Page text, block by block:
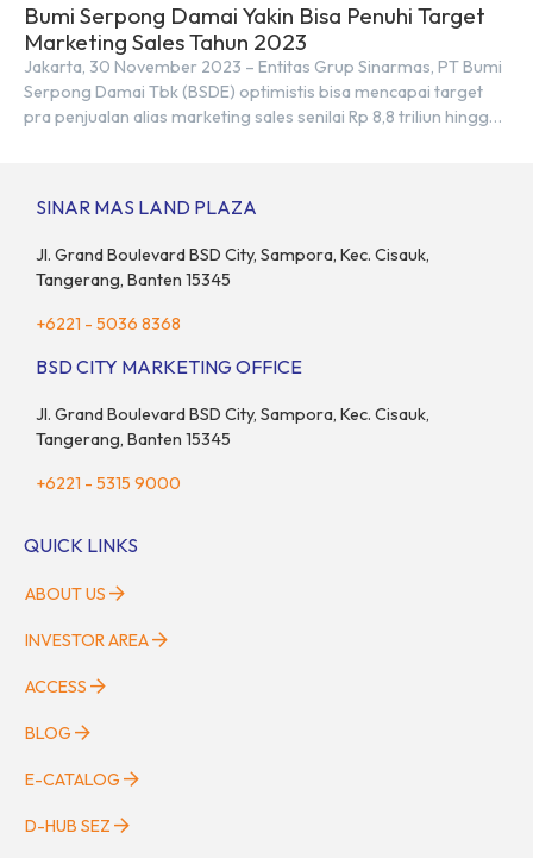
Bumi Serpong Damai Yakin Bisa Penuhi Target
Marketing Sales Tahun 2023
Jakarta, 30 November 2023 – Entitas Grup Sinarmas, PT Bumi
Serpong Damai Tbk (BSDE) optimistis bisa mencapai target
pra penjualan alias marketing sales senilai Rp 8,8 triliun hingga
target. “Kami yakin target […]
SINAR MAS LAND PLAZA
Jl. Grand Boulevard BSD City, Sampora, Kec. Cisauk,
Tangerang, Banten 15345
+6221 - 5036 8368
BSD CITY MARKETING OFFICE
Jl. Grand Boulevard BSD City, Sampora, Kec. Cisauk,
Tangerang, Banten 15345
+6221 - 5315 9000
QUICK LINKS
ABOUT US
INVESTOR AREA
ACCESS
BLOG
E-CATALOG
D-HUB SEZ